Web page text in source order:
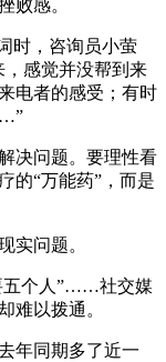
败感。
时，咨询员小萤
，感觉并没帮到来
电者的感受；有时
决问题。要理性看
的“万能药”，而是
实问题。
五个人”……社交媒
难以拨通。
年同期多了近一